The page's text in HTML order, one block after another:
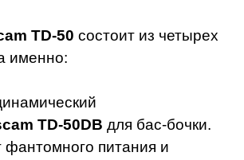
TD-50 состоит из четырех
именно:
TD-50DB для бас-бочки.
фантомного питания и